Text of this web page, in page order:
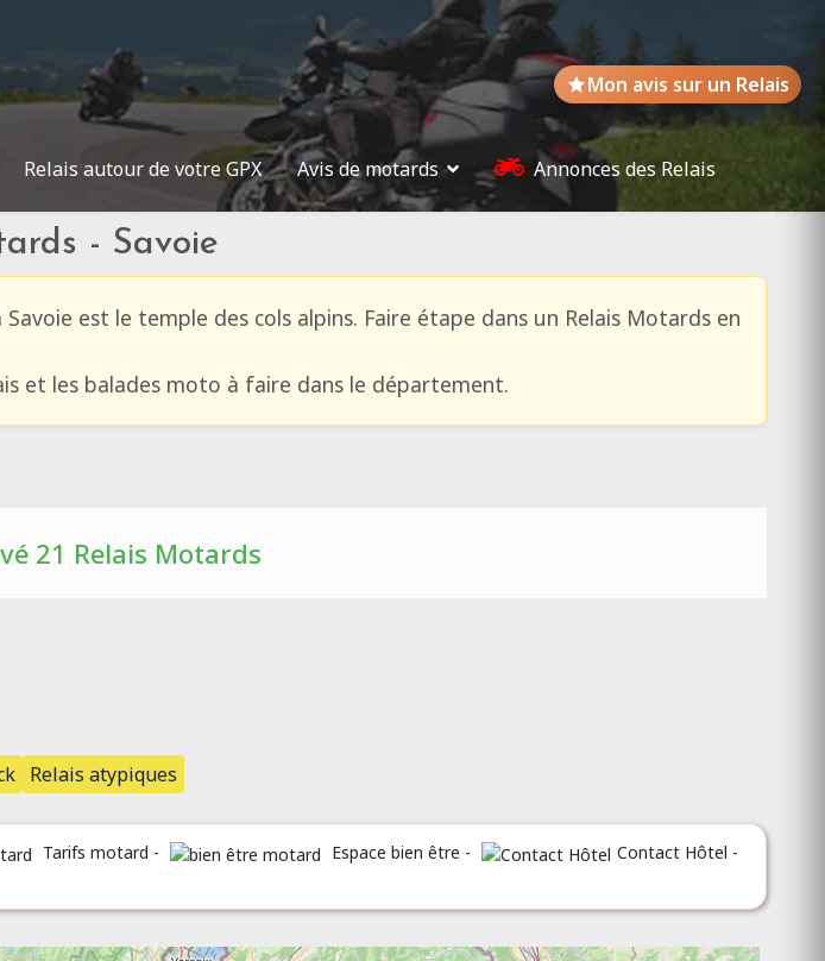
Mon avis sur un Relais
Relais autour de votre GPX Avis de motards
Annonces des Relais
- Savoie
est le temple des cols alpins. Faire étape dans un Relais Motards en
et les balades moto à faire dans le département.
21 Relais Motards
Relais atypiques
Tarifs motard - Espace bien être -
Contact Hôtel -